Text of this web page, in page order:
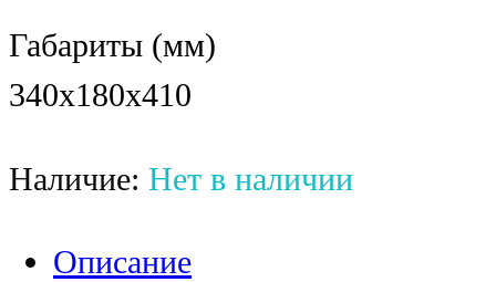
Габариты (мм)
340x180x410
Наличие: Нет в наличии
Описание